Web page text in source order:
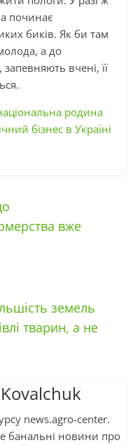
починає
биків. Як би там
а до
вчені, її
родина
бізнес в Україні
вже
земель
тварин, а не
news.agro-center.
банальні новини про